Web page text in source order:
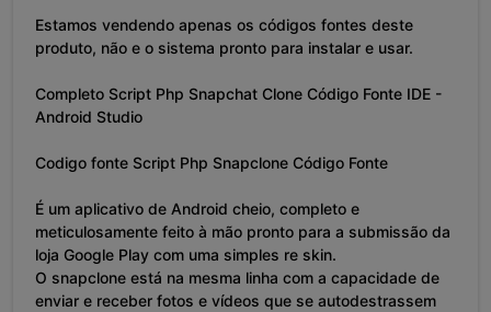
Estamos vendendo apenas os códigos fontes deste
produto, não e o sistema pronto para instalar e usar.
Completo Script Php Snapchat Clone Código Fonte IDE -
Android Studio
Codigo fonte Script Php Snapclone Código Fonte
É um aplicativo de Android cheio, completo e
meticulosamente feito à mão pronto para a submissão da
loja Google Play com uma simples re skin.
O snapclone está na mesma linha com a capacidade de
enviar e receber fotos e vídeos que se autodestrassem